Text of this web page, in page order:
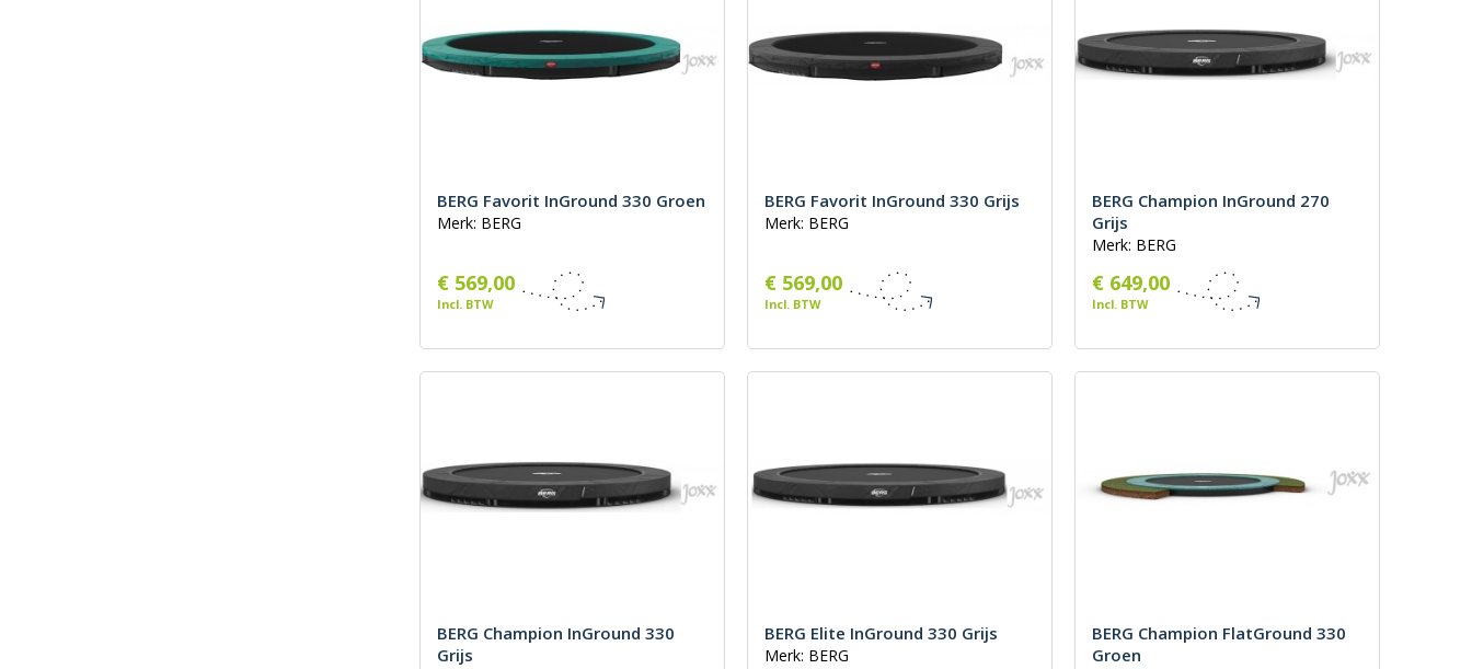
BERG Favorit InGround 330 Groen
Merk: BERG
€ 569,00
Incl. BTW
BERG Favorit InGround 330 Grijs
Merk: BERG
€ 569,00
Incl. BTW
BERG Champion InGround 270
Grijs
Merk: BERG
€ 649,00
Incl. BTW
BERG Champion InGround 330
Grijs
BERG Elite InGround 330 Grijs
Merk: BERG
BERG Champion FlatGround 330
Groen